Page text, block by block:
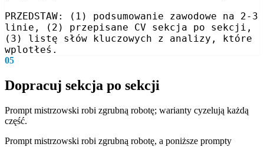
PRZEDSTAW: (1) podsumowanie zawodowe na 2-3
linie, (2) przepisane CV sekcja po sekcji,
(3) listę słów kluczowych z analizy, które
wplotłeś.
05
Dopracuj sekcja po sekcji
Prompt mistrzowski robi zgrubną robotę; warianty cyzelują każdą
część.
Prompt mistrzowski robi zgrubną robotę, a poniższe prompty